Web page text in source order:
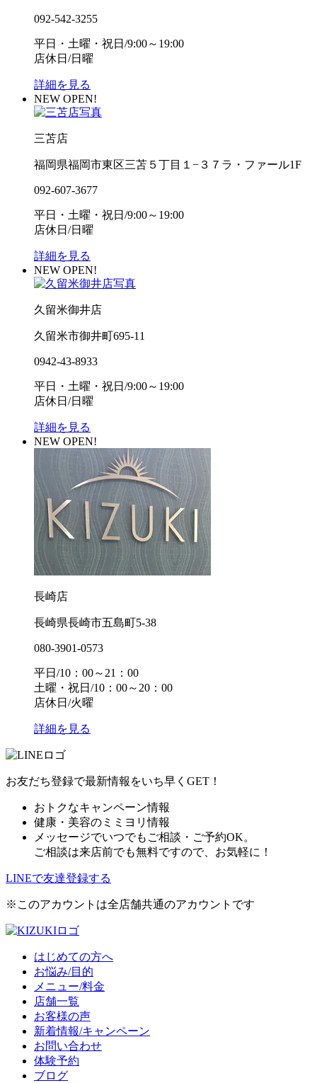
092-542-3255
平日・土曜・祝日/9:00～19:00
店休日/日曜
詳細を見る
NEW OPEN!
三苫店
福岡県福岡市東区三苫５丁目１−３７ラ・ファール1F
092-607-3677
平日・土曜・祝日/9:00～19:00
店休日/日曜
詳細を見る
NEW OPEN!
久留米御井店
久留米市御井町695-11
0942-43-8933
平日・土曜・祝日/9:00～19:00
店休日/日曜
詳細を見る
NEW OPEN!
長崎店
長崎県長崎市五島町5-38
080-3901-0573
平日/10：00～21：00
土曜・祝日/10：00～20：00
店休日/火曜
詳細を見る
お友だち登録で最新情報をいち早くGET！
おトクなキャンペーン情報
健康・美容のミミヨリ情報
メッセージでいつでもご相談・ご予約OK。
ご相談は来店前でも無料ですので、お気軽に！
LINEで友達登録する
※このアカウントは全店舗共通のアカウントです
はじめての方へ
お悩み/目的
メニュー/料金
店舗一覧
お客様の声
新着情報/キャンペーン
お問い合わせ
体験予約
ブログ